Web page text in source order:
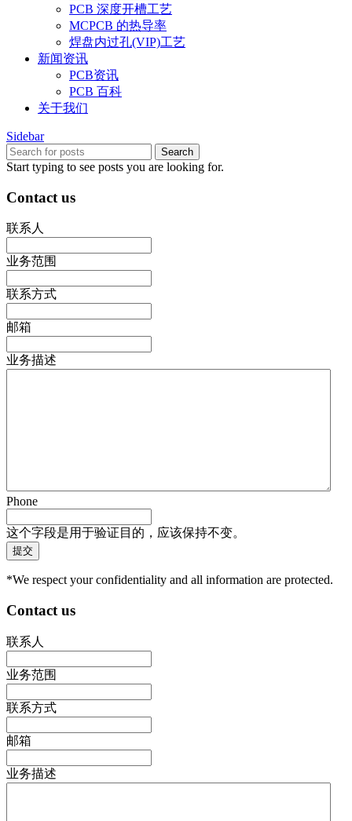
PCB 深度开槽工艺
MCPCB 的热导率
焊盘内过孔(VIP)工艺
新闻资讯
PCB资讯
PCB 百科
关于我们
Sidebar
Search
Start typing to see posts you are looking for.
Contact us
联系人
业务范围
联系方式
邮箱
业务描述
Phone
这个字段是用于验证目的，应该保持不变。
*We respect your confidentiality and all information are protected.
Contact us
联系人
业务范围
联系方式
邮箱
业务描述